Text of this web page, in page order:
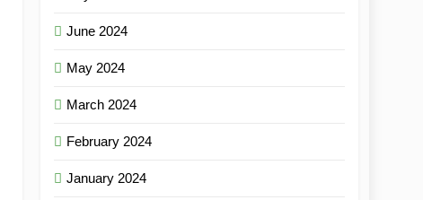
June 2024
May 2024
March 2024
February 2024
January 2024